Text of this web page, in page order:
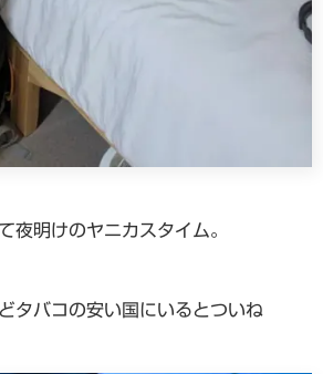
夜明けのヤニカスタイム。
タバコの安い国にいるとついね